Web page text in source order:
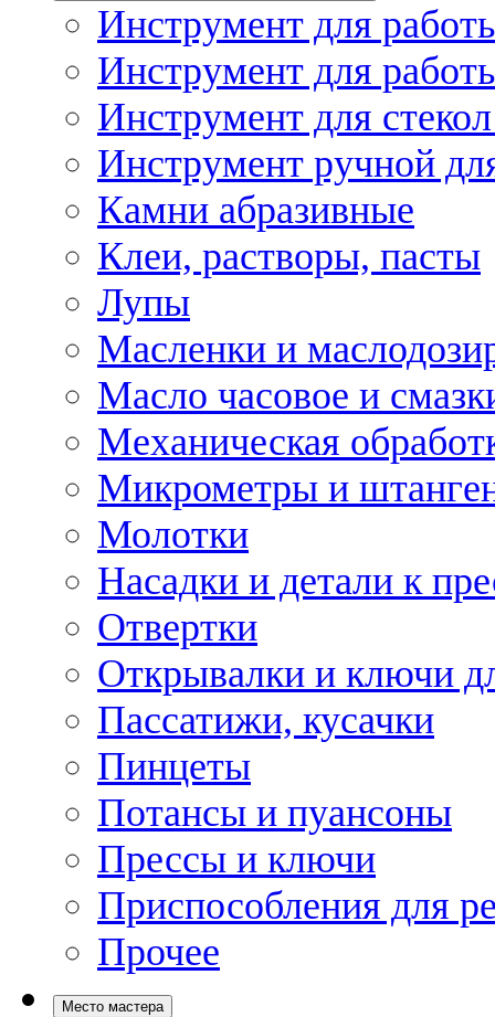
Инструмент для
Инструмент для
Инструмент для
Инструмент ручной
Камни абразивные
Клеи, растворы, пасты
Лупы
Масленки и
Масло часовое и
Механическая
Микрометры и
Молотки
Насадки и детали к
Отвертки
Открывалки и ключи
Пассатижи, кусачки
Пинцеты
Потансы и пуансоны
Прессы и ключи
Приспособления для
Прочее
Место мастера